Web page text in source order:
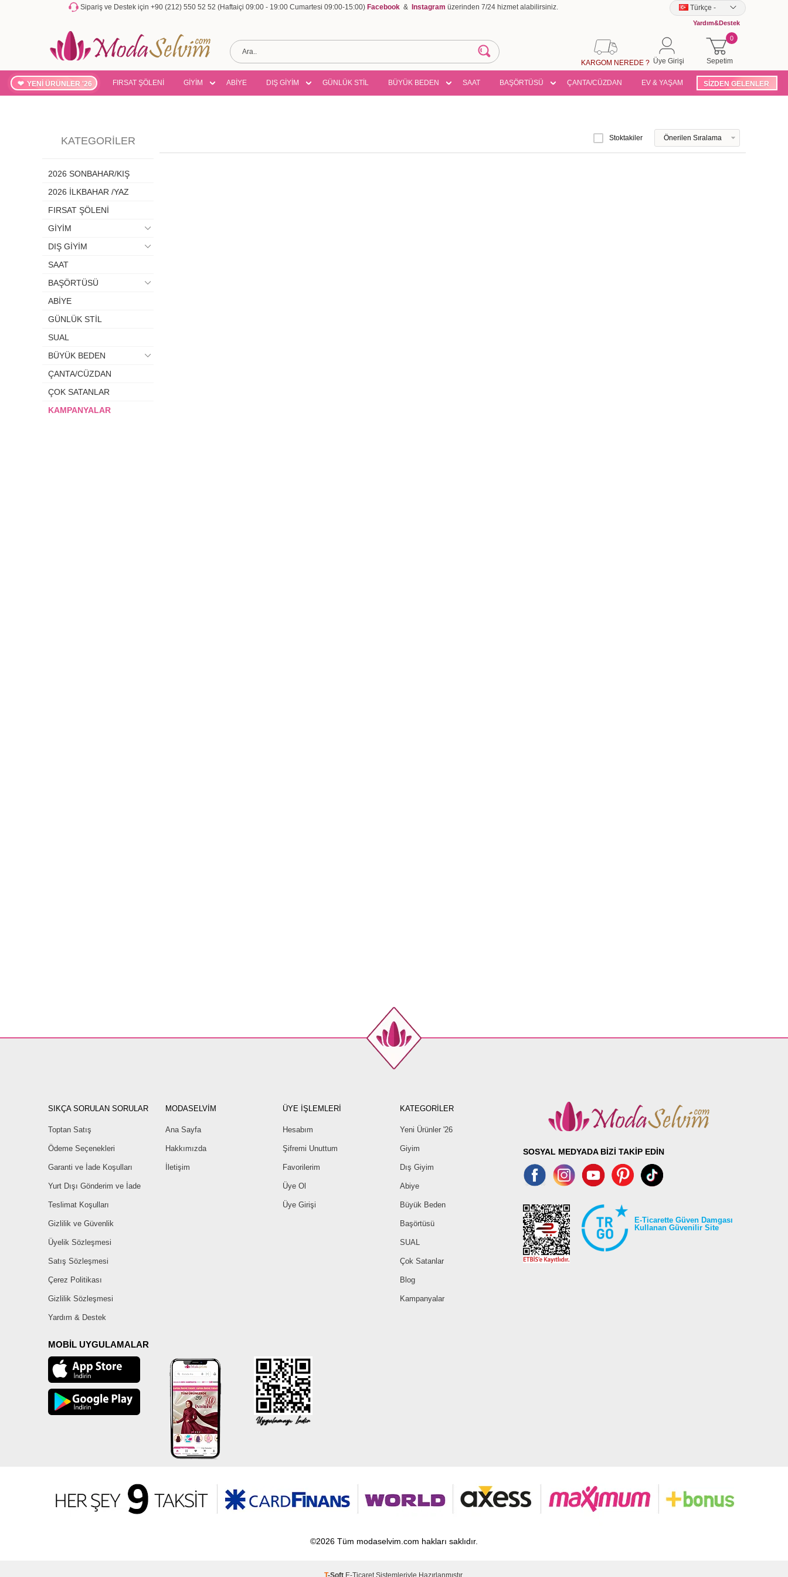
Sipariş ve Destek için +90 (212) 550 52 52 (Haftaiçi 09:00 - 19:00 Cumartesi 09:00-15:00) Facebook & Instagram üzerinden 7/24 hizmet alabilirsiniz. Türkçe -
Yardım&Destek
Sepetim
0
Üye Girişi
KARGOM NEREDE ?
YENİ ÜRÜNLER '26 FIRSAT ŞÖLENİ GİYİM ABİYE DIŞ GİYİM GÜNLÜK STİL BÜYÜK BEDEN SAAT BAŞÖRTÜSÜ ÇANTA/CÜZDAN EV & YAŞAM SİZDEN GELENLER
KATEGORILER
2026 SONBAHAR/KIŞ
2026 İLKBAHAR /YAZ
FIRSAT ŞÖLENİ
GİYİM
DIŞ GİYİM
SAAT
BAŞÖRTÜSÜ
ABİYE
GÜNLÜK STİL
SUAL
BÜYÜK BEDEN
ÇANTA/CÜZDAN
ÇOK SATANLAR
KAMPANYALAR
Stoktakiler
SIKÇA SORULAN SORULAR
Toptan Satış
Ödeme Seçenekleri
Garanti ve İade Koşulları
Yurt Dışı Gönderim ve İade
Teslimat Koşulları
Gizlilik ve Güvenlik
Üyelik Sözleşmesi
Satış Sözleşmesi
Çerez Politikası
Gizlilik Sözleşmesi
Yardım & Destek
MODASELVİM
Ana Sayfa
Hakkımızda
İletişim
ÜYE İŞLEMLERİ
Hesabım
Şifremi Unuttum
Favorilerim
Üye Ol
Üye Girişi
KATEGORİLER
Yeni Ürünler '26
Giyim
Dış Giyim
Abiye
Büyük Beden
Başörtüsü
SUAL
Çok Satanlar
Blog
Kampanyalar
MOBİL UYGULAMALAR
SOSYAL MEDYADA BİZİ TAKİP EDİN
E-Ticarette Güven Damgası
Kullanan Güvenilir Site
©2026 Tüm modaselvim.com hakları saklıdır.
T-Soft E-Ticaret Sistemleriyle Hazırlanmıştır.